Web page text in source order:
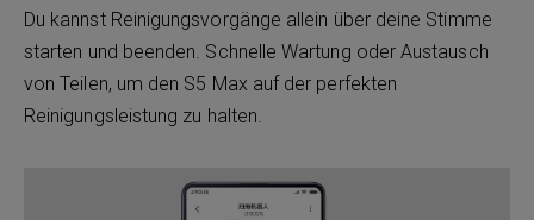
Du kannst Reinigungsvorgänge allein über deine Stimme
starten und beenden. Schnelle Wartung oder Austausch
von Teilen, um den S5 Max auf der perfekten
Reinigungsleistung zu halten.